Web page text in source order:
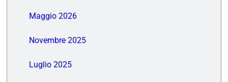
Maggio 2026
Novembre 2025
Luglio 2025